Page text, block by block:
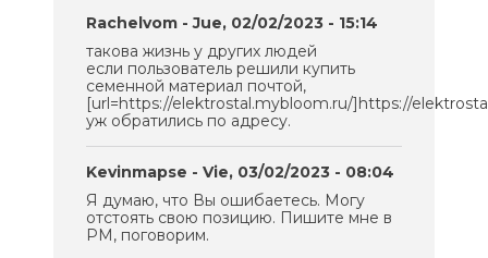
Rachelvom - Jue, 02/02/2023 - 15:14
такова жизнь у других людей
если пользователь решили купить
семенной материал почтой,
[url=https://elektrostal.mybloom.ru/]https://
уж обратились по адресу.
Kevinmapse - Vie, 03/02/2023 - 08:04
Я думаю, что Вы ошибаетесь. Могу
отстоять свою позицию. Пишите мне в
PM, поговорим.